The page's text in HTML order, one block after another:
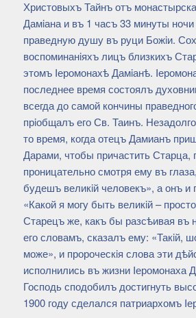
Христовыхъ Тайнъ отъ
Дамiана и въ 1 часъ 33 минуты
праведную душу въ руци Божiи.
воспоминанiяхъ лицъ близкихъ
этомъ Iеромонахѣ Дамiанѣ.
последнее время состоялъ
всегда до самой кончины
прiобщалъ его Св. Таинъ.
то время, когда отецъ Дамианъ
Дарами, чтобы причастить Старца,
проницательно смотря ему въ
будешъ великiй человекъ», а онъ и
«Какой я могу быть великiй –
Старецъ же, какъ бы разсѣивая въ
его словамъ, сказалъ ему: «Такiй,
може», и пророческiя слова эти
исполнились въ жизни Iеромонаха
Господь сподобилъ достигнуть
1900 году сделался патриархомъ